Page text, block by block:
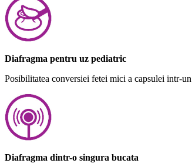
Diafragma pentru uz pediatric
Posibilitatea conversiei fetei mici a capsulei intr-
Diafragma dintr-o singura bucata